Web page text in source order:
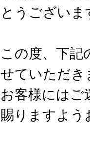
とうございま
この度、下記
せていただき
お客様にはご
賜りますよう